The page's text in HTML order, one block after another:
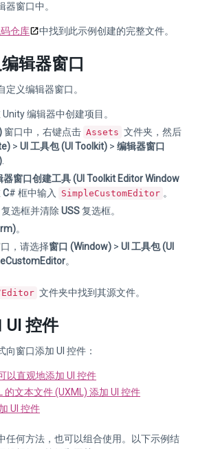
窗口中。
仓库 中找到此示例创建的完整文件。
辑器窗口
义编辑器窗口。
编辑器中创建项目。
窗口中，右键点击 Assets 文件夹，然后
> UI 工具包 (UI Toolkit) > 编辑器窗口
器窗口创建工具 (UI Toolkit Editor Window
C# 框中输入 SimpleCustomEditor 。
复选框并清除 USS复选框。
。
，请选择窗口 (Window) > UI 工具包 (UI
。
Editor 文件夹中找到其源文件。
UI 控件
窗口添加 UI 控件：
以直观地添加 UI 控件
的文本文件 (UXML) 添加 UI 控件
UI 控件
任何方法，也可以组合使用。以下示例结